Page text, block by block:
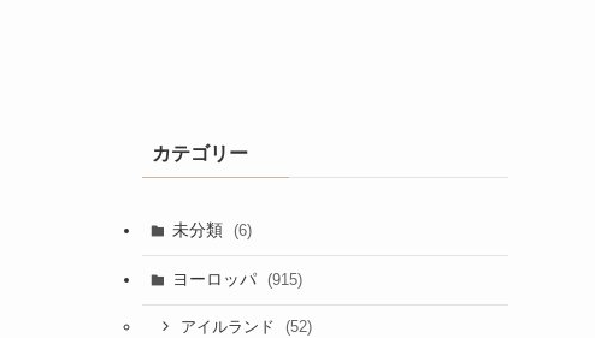
カテゴリー
未分類 (6)
ヨーロッパ (915)
アイルランド (52)